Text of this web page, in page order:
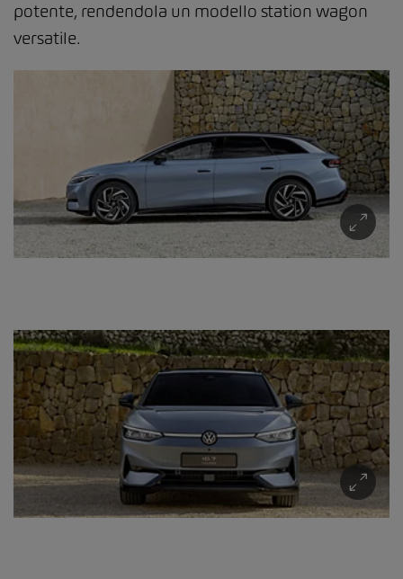
potente, rendendola un modello station wagon
versatile.